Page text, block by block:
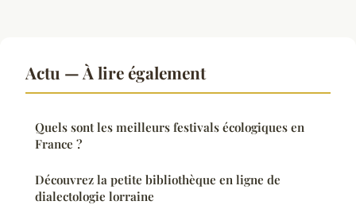
Actu — À lire également
Quels sont les meilleurs festivals écologiques en
France ?
Découvrez la petite bibliothèque en ligne de
dialectologie lorraine